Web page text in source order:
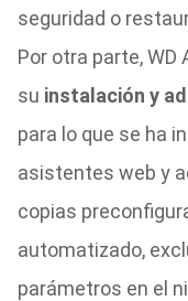
seguridad o
Por otra parte, WD
su instalación y
para lo que se ha
asistentes web y
copias
automatizado,
parámetros en el